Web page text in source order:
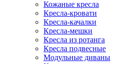
Кожаные кресла
Кресла-кровати
Кресла-качалки
Кресла-мешки
Кресла из ротанга
Кресла подвесные
Модульные диваны